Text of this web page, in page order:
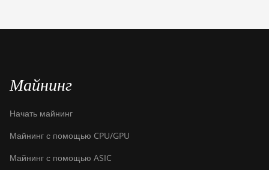
S21+ Hyd (319Th)
BITMAIN AntMiner
(430Th)
BITMAIN AntMiner
Майнинг
Начать майнинг
Майнинг с помощью CPU/GPU
Майнинг с помощью ASIC